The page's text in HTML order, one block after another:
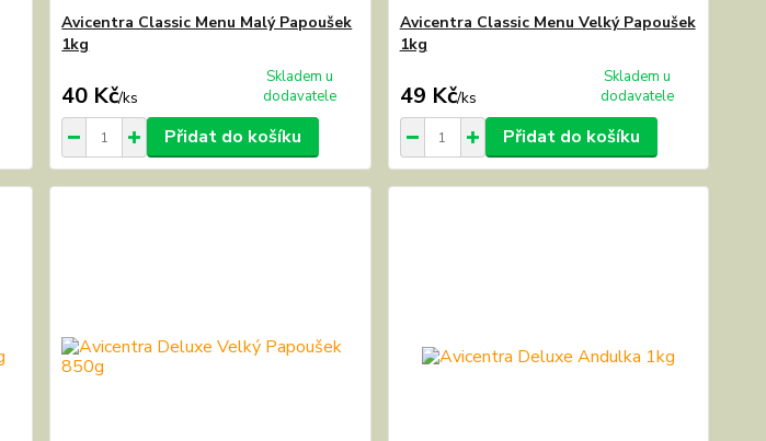
Avicentra Classic Menu Malý Papoušek
1kg
40 Kč/ks
Skladem u
dodavatele
Přidat do košíku
Avicentra Classic Menu Velký Papoušek
1kg
49 Kč/ks
Skladem u
dodavatele
Přidat do košíku